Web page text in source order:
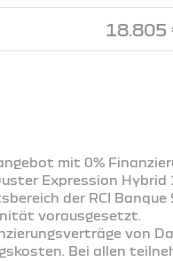
18.805
mit 0%
Expression
der RCI
vorausgesetzt.
von
Bei allen